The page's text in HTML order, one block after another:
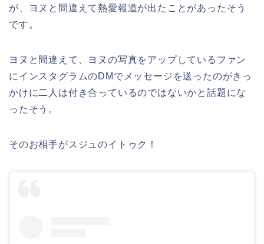
が、ヨヌと間違えて熱愛報道が出たことがあったそう
です。
ヨヌと間違えて、ヨヌの写真をアップしているファン
にインスタグラムのDMでメッセージを送ったのがきっ
かけに二人は付き合っているのではないかと話題にな
ったそう。
そのお相手がスジュのイトゥク！